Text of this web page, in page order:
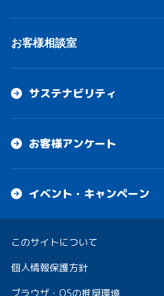
お客様相談室
サステナビリティ
お客様アンケート
イベント・キャンペーン
このサイトについて
個人情報保護方針
ブラウザ・OSの推奨環境